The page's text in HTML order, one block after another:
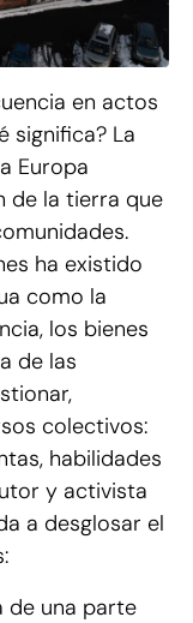
en actos
significa? La
Europa
de la tierra que
ha existido
como la
los bienes
de las
colectivos:
habilidades
y activista
a desglosar el
de una parte